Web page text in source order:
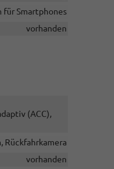
Smartphones
vorhanden
(ACC),
Rückfahrkamera
vorhanden